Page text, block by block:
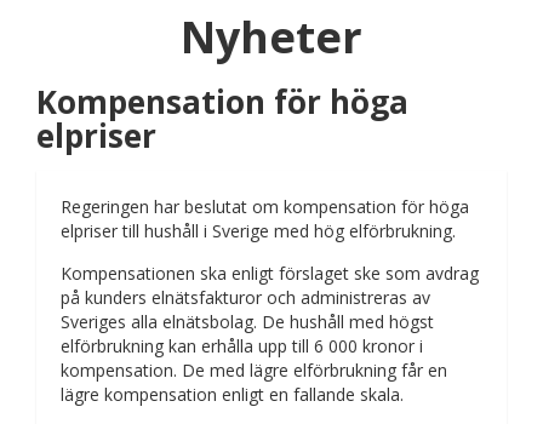
Nyheter
Kompensation för höga
elpriser
Regeringen har beslutat om kompensation för höga
elpriser till hushåll i Sverige med hög elförbrukning.
Kompensationen ska enligt förslaget ske som avdrag
på kunders elnätsfakturor och administreras av
Sveriges alla elnätsbolag. De hushåll med högst
elförbrukning kan erhålla upp till 6 000 kronor i
kompensation. De med lägre elförbrukning får en
lägre kompensation enligt en fallande skala.